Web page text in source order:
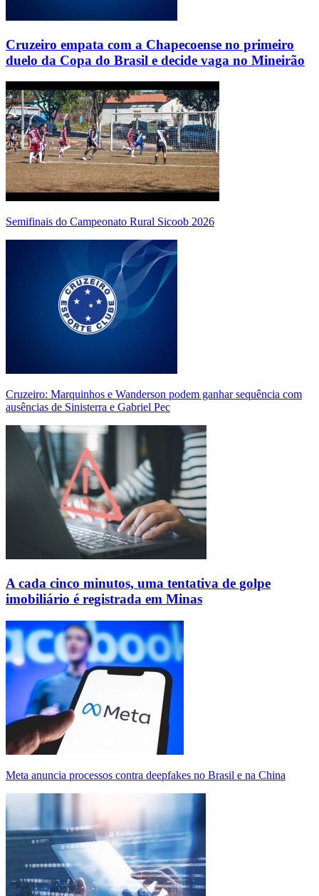
Cruzeiro empata com a Chapecoense no primeiro
duelo da Copa do Brasil e decide vaga no Mineirão
Semifinais do Campeonato Rural Sicoob 2026
Cruzeiro: Marquinhos e Wanderson podem ganhar sequência com
ausências de Sinisterra e Gabriel Pec
A cada cinco minutos, uma tentativa de golpe
imobiliário é registrada em Minas
Meta anuncia processos contra deepfakes no Brasil e na China